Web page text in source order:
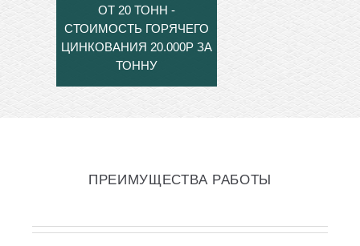
ОТ 20 ТОНН -
СТОИМОСТЬ ГОРЯЧЕГО
ЦИНКОВАНИЯ 20.000Р ЗА
ТОННУ
ПРЕИМУЩЕСТВА РАБОТЫ